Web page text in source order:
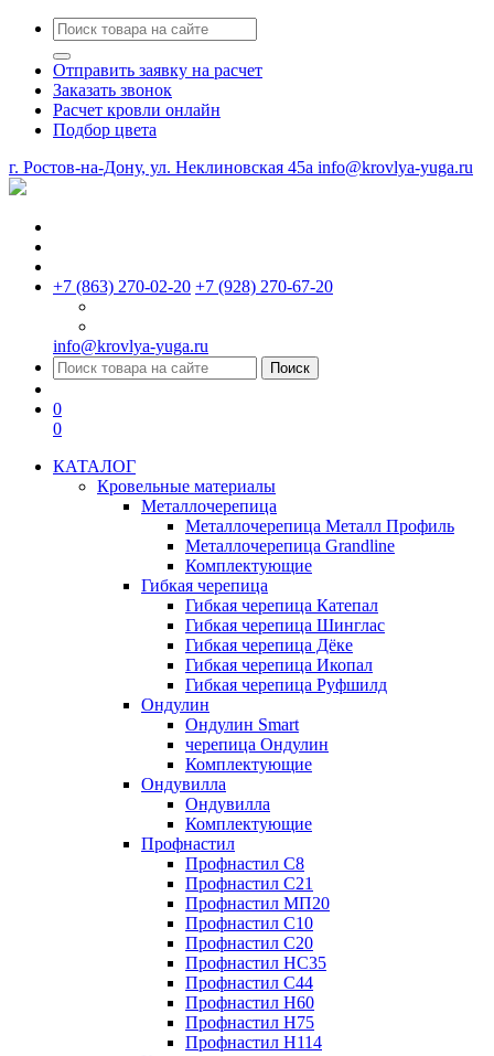
Отправить заявку на расчет
Заказать звонок
Расчет кровли онлайн
Подбор цвета
г. Ростов-на-Дону, ул. Неклиновская 45a info@krovlya-yuga.ru
+7 (863) 270-02-20 +7 (928) 270-67-20
info@krovlya-yuga.ru
Поиск
0
0
КАТАЛОГ
Кровельные материалы
Металлочерепица
Металлочерепица Металл Профиль
Металлочерепица Grandline
Комплектующие
Гибкая черепица
Гибкая черепица Катепал
Гибкая черепица Шинглас
Гибкая черепица Дёке
Гибкая черепица Икопал
Гибкая черепица Руфшилд
Ондулин
Ондулин Smart
черепица Ондулин
Комплектующие
Ондувилла
Ондувилла
Комплектующие
Профнастил
Профнастил C8
Профнастил C21
Профнастил МП20
Профнастил C10
Профнастил C20
Профнастил НС35
Профнастил C44
Профнастил Н60
Профнастил Н75
Профнастил Н114